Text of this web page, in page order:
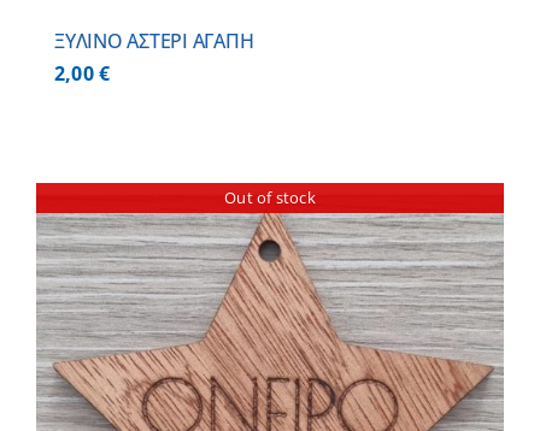
ΞΥΛΙΝΟ ΑΣΤΕΡΙ ΑΓΑΠΗ
2,00€
Out of stock